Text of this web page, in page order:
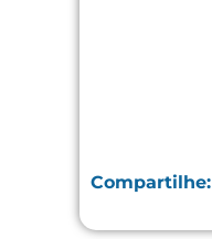
Compartilhe: